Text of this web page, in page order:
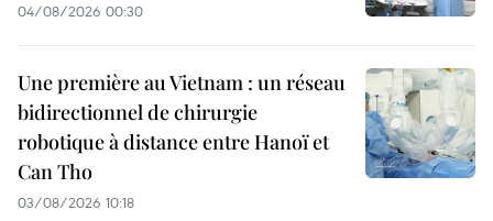
04/08/2026 00:30
Une première au Vietnam : un réseau
bidirectionnel de chirurgie
robotique à distance entre Hanoï et
Can Tho
03/08/2026 10:18